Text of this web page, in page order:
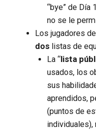
“bye” de Día
no se le
Los jugadores
doslistas de
La “ lista
usados, los
sus
aprendidos,
(puntos de
individuales),